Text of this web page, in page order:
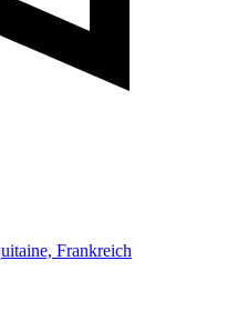
Frankreich